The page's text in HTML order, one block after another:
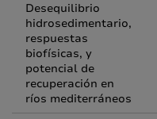
Desequilibrio
hidrosedimentario,
respuestas
biofísicas, y
potencial de
recuperación en
ríos mediterráneos